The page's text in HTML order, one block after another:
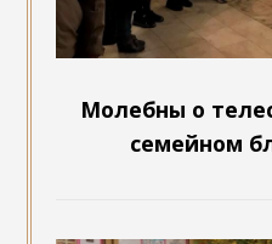
Молебны о
семейном